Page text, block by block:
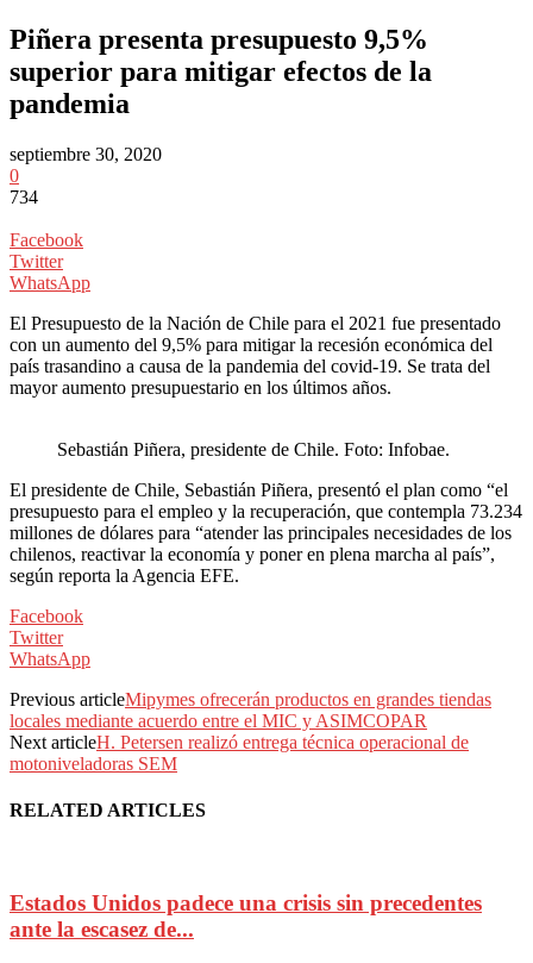
Piñera presenta presupuesto 9,5%
superior para mitigar efectos de la
pandemia
septiembre 30, 2020
0
734
Facebook
Twitter
WhatsApp
El Presupuesto de la Nación de Chile para el 2021 fue presentado
con un aumento del 9,5% para mitigar la recesión económica del
país trasandino a causa de la pandemia del covid-19. Se trata del
mayor aumento presupuestario en los últimos años.
Sebastián Piñera, presidente de Chile. Foto: Infobae.
El presidente de Chile, Sebastián Piñera, presentó el plan como “el
presupuesto para el empleo y la recuperación, que contempla 73.234
millones de dólares para “atender las principales necesidades de los
chilenos, reactivar la economía y poner en plena marcha al país”,
según reporta la Agencia EFE.
Facebook
Twitter
WhatsApp
Previous articleMipymes ofrecerán productos en grandes tiendas
locales mediante acuerdo entre el MIC y ASIMCOPAR
Next articleH. Petersen realizó entrega técnica operacional de
motoniveladoras SEM
RELATED ARTICLES
Estados Unidos padece una crisis sin precedentes
ante la escasez de...